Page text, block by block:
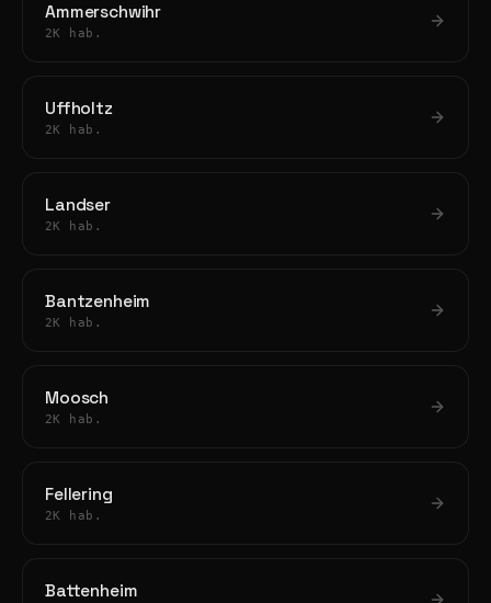
Ammerschwihr
2K hab.
Uffholtz
2K hab.
Landser
2K hab.
Bantzenheim
2K hab.
Moosch
2K hab.
Fellering
2K hab.
Battenheim